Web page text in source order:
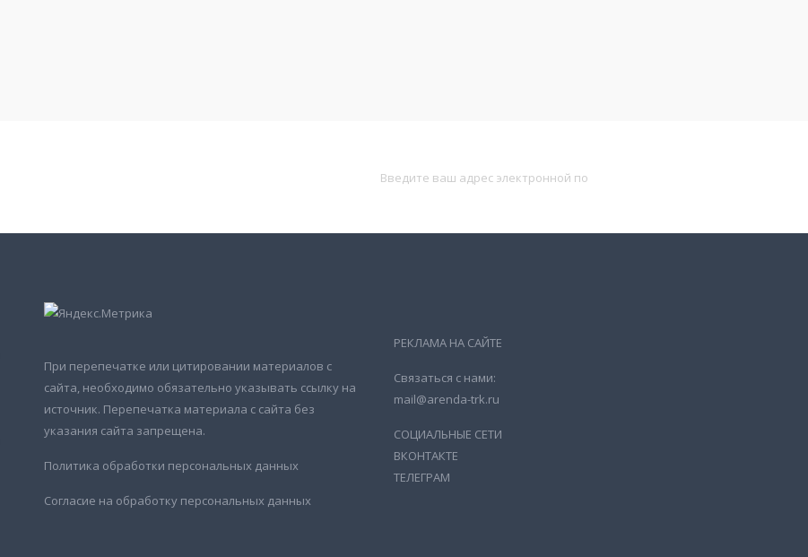
При перепечатке или цитировании материалов с
сайта, необходимо обязательно указывать ссылку на
источник. Перепечатка материала с сайта без
указания сайта запрещена.
Политика обработки персональных данных
Согласие на обработку персональных данных
РЕКЛАМА НА САЙТЕ
Связаться с нами:
mail@arenda-trk.ru
СОЦИАЛЬНЫЕ СЕТИ
ВКОНТАКТЕ
ТЕЛЕГРАМ